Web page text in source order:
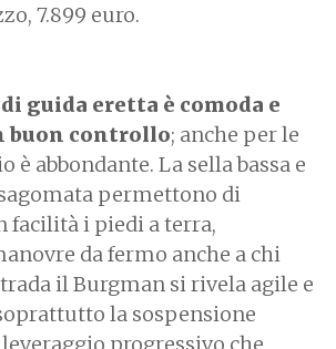
7.899 euro.
guida eretta è comoda e
buon controllo; anche per le
è abbondante. La sella bassa e
permettono di
facilità i piedi a terra,
da fermo anche a chi
il Burgman si rivela agile e
la sospensione
progressivo che